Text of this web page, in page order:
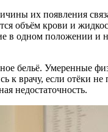
их появления
объём крови и
в одном положении и
бельё. Умеренные
врачу, если отёки не
недостаточность.